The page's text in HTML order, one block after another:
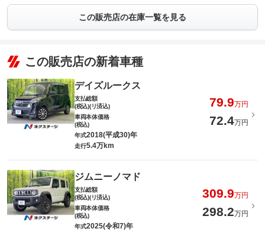
この販売店の在庫一覧を見る
この販売店の新着車種
デイズルークス
支払総額
(税込)(リ済込)
79.9万円
車両本体価格
(税込)
72.4万円
年式2018(平成30)年
走行5.4万km
ジムニーノマド
支払総額
(税込)(リ済込)
309.9万円
車両本体価格
(税込)
298.2万円
年式2025(令和7)年